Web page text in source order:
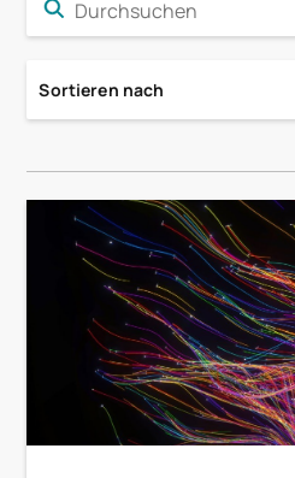
Sortieren nach